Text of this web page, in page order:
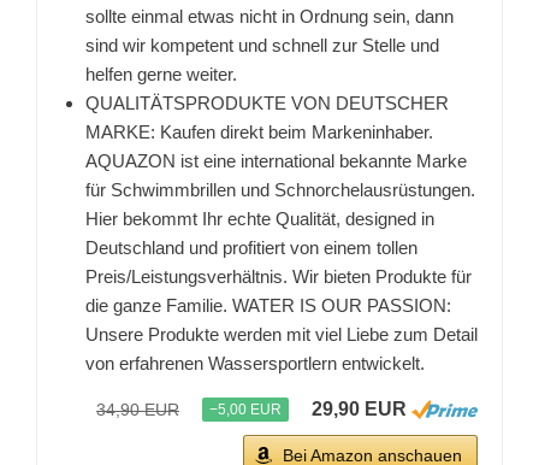
sollte einmal etwas nicht in Ordnung sein, dann
sind wir kompetent und schnell zur Stelle und
helfen gerne weiter.
QUALITÄTSPRODUKTE VON DEUTSCHER
MARKE: Kaufen direkt beim Markeninhaber.
AQUAZON ist eine international bekannte Marke
für Schwimmbrillen und Schnorchelausrüstungen.
Hier bekommt Ihr echte Qualität, designed in
Deutschland und profitiert von einem tollen
Preis/Leistungsverhältnis. Wir bieten Produkte für
die ganze Familie. WATER IS OUR PASSION:
Unsere Produkte werden mit viel Liebe zum Detail
von erfahrenen Wassersportlern entwickelt.
34,90 EUR −5,00 EUR 29,90 EUR
Bei Amazon anschauen